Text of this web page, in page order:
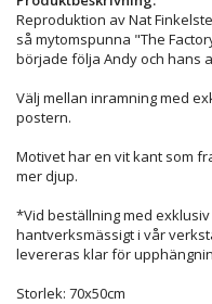
Reproduktion av Nat
så mytomspunna "The
började följa Andy och hans
Välj mellan inramning med
postern.
Motivet har en vit kant som
mer djup.
*Vid beställning med
hantverksmässigt i vår
levereras klar för
Storlek: 70x50cm